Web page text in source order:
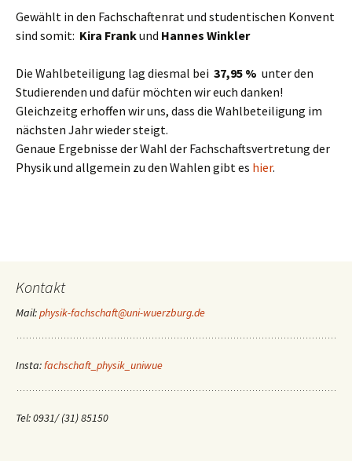
Gewählt in den Fachschaftenrat und studentischen Konvent
sind somit: Kira Frankund Hannes Winkler
Die Wahlbeteiligung lag diesmal bei 37,95 % unter den
Studierenden und dafür möchten wir euch danken!
Gleichzeitg erhoffen wir uns, dass die Wahlbeteiligung im
nächsten Jahr wieder steigt.
Genaue Ergebnisse der Wahl der Fachschaftsvertretung der
Physik und allgemein zu den Wahlen gibt es hier.
Kontakt
Mail:physik-fachschaft@uni-wuerzburg.de
Insta:fachschaft_physik_uniwue
Tel: 0931/ (31) 85150